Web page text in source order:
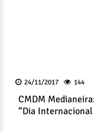
24/11/2017 144
CMDM
“Dia